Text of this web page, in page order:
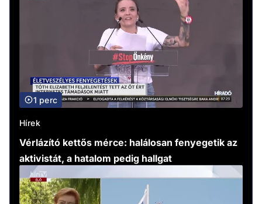
1 perc
Hírek
Vérlázító kettős mérce: halálosan fenyegetik az
aktivistát, a hatalom pedig hallgat